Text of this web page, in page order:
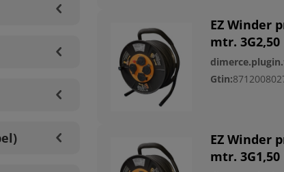
EZ Winder
mtr.
Gtin:
EZ Winder
mtr.